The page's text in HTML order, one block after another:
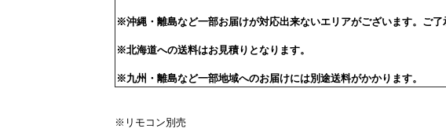
※沖縄・離島など一部お届けが対応出来ないエリアがございます。ご了
※北海道への送料はお見積りとなります。
※九州・離島など一部地域へのお届けには別途送料がかかります。
※リモコン別売